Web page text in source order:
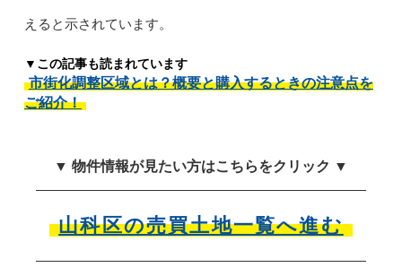
えると示されています。
▼この記事も読まれています
市街化調整区域とは？概要と購入するときの注意点を
ご紹介！
▼ 物件情報が見たい方はこちらをクリック ▼
山科区の売買土地一覧へ進む